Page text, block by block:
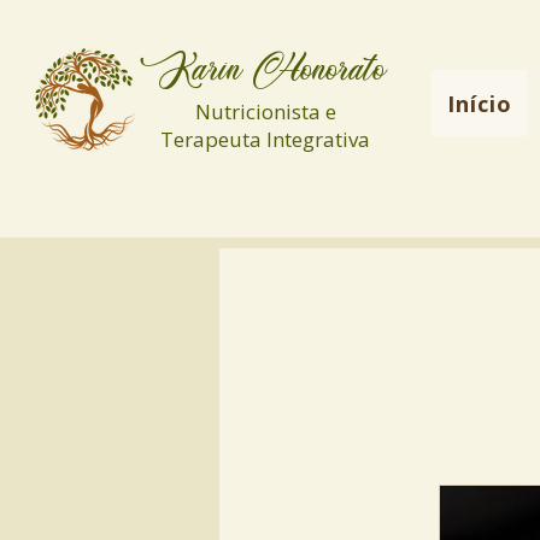
Karin Honorato
Nutricionista e
Terapeuta Integrativa
Início